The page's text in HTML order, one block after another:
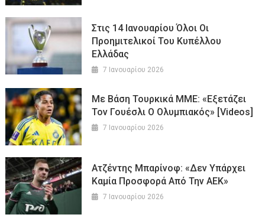
Στις 14 Ιανουαρίου Όλοι Οι
Προημιτελικοί Του Κυπέλλου
Ελλάδας
7 Ιανουαρίου 2026
Με Βάση Τουρκικά ΜΜΕ: «Εξετάζει
Τον Γουέσλι Ο Ολυμπιακός» [Videos]
7 Ιανουαρίου 2026
Ατζέντης Μπαρίνοφ: «Δεν Υπάρχει
Καμία Προσφορά Από Την ΑΕΚ»
7 Ιανουαρίου 2026